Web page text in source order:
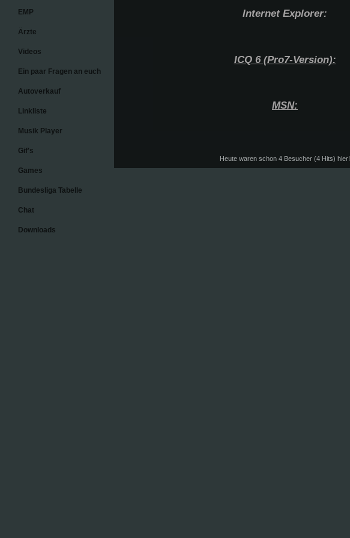
EMP
Ärzte
Videos
Ein paar Fragen an euch
Autoverkauf
Linkliste
Musik Player
Gif's
Games
Bundesliga Tabelle
Chat
Downloads
Internet Explorer:
ICQ 6 (Pro7-Version):
MSN:
Heute waren schon 4 Besucher (4 Hits) hier!